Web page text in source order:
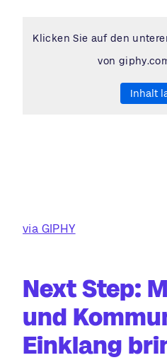
Klicken Sie auf den
von
Inhalt
via GIPHY
Next Step:
und
Einklang